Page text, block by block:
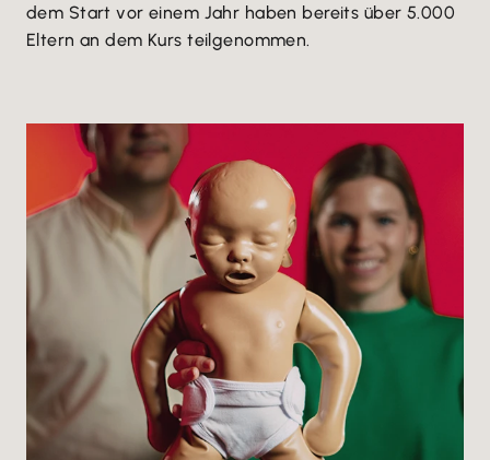
dem Start vor einem Jahr haben bereits über 5.000
Eltern an dem Kurs teilgenommen.